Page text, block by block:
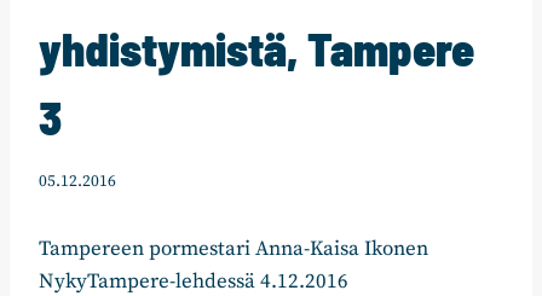
yhdistymistä, Tampere
3
05.12.2016
Tampereen pormestari Anna-Kaisa Ikonen
NykyTampere-lehdessä 4.12.2016